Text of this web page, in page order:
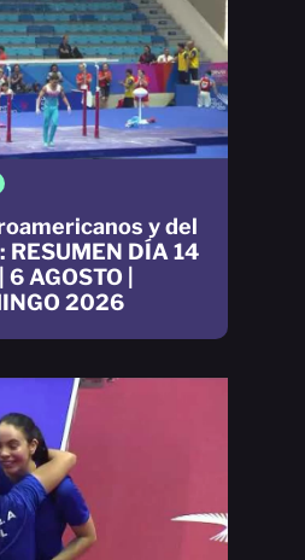
y del
DÍA 14
AGOSTO |
2026